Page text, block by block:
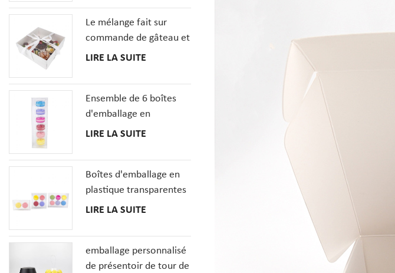
macaron de beignet de
dessert
Le mélange fait sur
commande de gâteau et
de petit gâteau de
de pâtisseries avec la
fenêtre claire
LIRE LA SUITE
Ensemble de 6 boîtes
d'emballage en
plastique transparent
français
LIRE LA SUITE
Boîtes d'emballage en
plastique transparentes
de biscuit de macarons
d'insertions
LIRE LA SUITE
emballage personnalisé
de présentoir de tour de